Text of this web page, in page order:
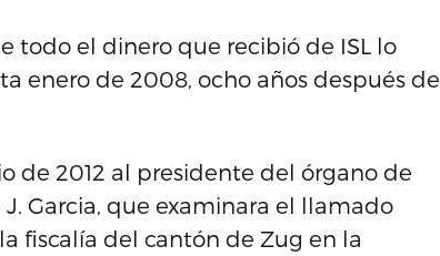
todo el dinero que recibió de ISL lo
enero de 2008, ocho años después de
de 2012 al presidente del órgano de
Garcia, que examinara el llamado
fiscalía del cantón de Zug en la